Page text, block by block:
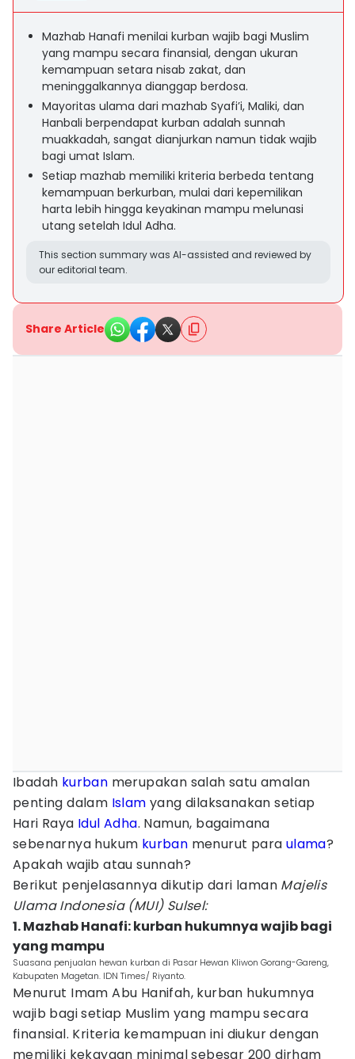
Mazhab Hanafi menilai kurban wajib bagi Muslim
yang mampu secara finansial, dengan ukuran
kemampuan setara nisab zakat, dan
meninggalkannya dianggap berdosa.
Mayoritas ulama dari mazhab Syafi’i, Maliki, dan
Hanbali berpendapat kurban adalah sunnah
muakkadah, sangat dianjurkan namun tidak wajib
bagi umat Islam.
Setiap mazhab memiliki kriteria berbeda tentang
kemampuan berkurban, mulai dari kepemilikan
harta lebih hingga keyakinan mampu melunasi
utang setelah Idul Adha.
This section summary was AI-assisted and reviewed by
our editorial team.
Share Article
Ibadah kurban merupakan salah satu amalan
penting dalam Islam yang dilaksanakan setiap
Hari Raya Idul Adha. Namun, bagaimana
sebenarnya hukum kurban menurut para ulama?
Apakah wajib atau sunnah?
Berikut penjelasannya dikutip dari laman Majelis
Ulama Indonesia (MUI) Sulsel:
1. Mazhab Hanafi: kurban hukumnya wajib bagi
yang mampu
Suasana penjualan hewan kurban di Pasar Hewan Kliwon Gorang-Gareng,
Kabupaten Magetan. IDN Times/ Riyanto.
Menurut Imam Abu Hanifah, kurban hukumnya
wajib bagi setiap Muslim yang mampu secara
finansial. Kriteria kemampuan ini diukur dengan
memiliki kekayaan minimal sebesar 200 dirham